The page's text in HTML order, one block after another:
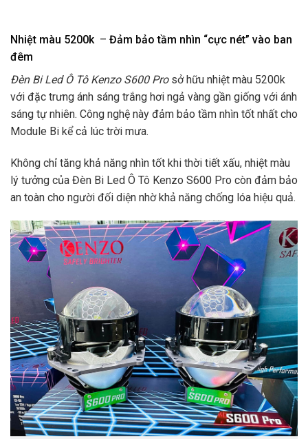
Nhiệt màu 5200k– Đảm bảo tầm nhìn “cực nét” vào ban
đêm
Đèn Bi Led Ô Tô Kenzo S600 Pro sở hữu nhiệt màu 5200k
với đặc trưng ánh sáng trắng hơi ngả vàng gần giống với ánh
sáng tự nhiên. Công nghệ này đảm bảo tầm nhìn tốt nhất cho
Module Bi kể cả lúc trời mưa.
Không chỉ tăng khả năng nhìn tốt khi thời tiết xấu, nhiệt màu
lý tưởng của Đèn Bi Led Ô Tô Kenzo S600 Pro còn đảm bảo
an toàn cho người đối diện nhờ khả năng chống lóa hiệu quả.